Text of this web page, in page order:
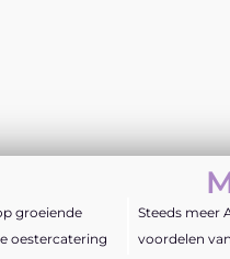
groeiende
oestercatering
Steeds meer
voordelen